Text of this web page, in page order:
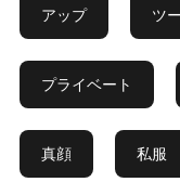
アップ ツ
プライベート
真顔 私服